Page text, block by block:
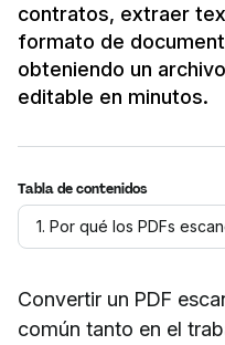
contratos, extraer
formato de
obteniendo un
editable en minutos.
Tabla de contenidos
Convertir un PDF
común tanto en el